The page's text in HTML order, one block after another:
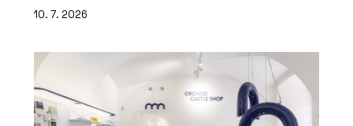
10. 7. 2026